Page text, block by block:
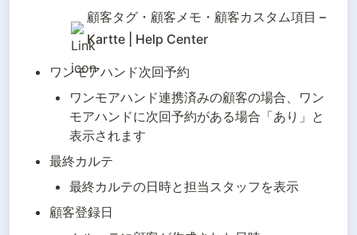
顧客タグ・顧客メモ・顧客カスタム項目 –
Kartte | Help Center
ワンモアハンド次回予約
ワンモアハンド連携済みの顧客の場合、ワン
モアハンドに次回予約がある場合「あり」と
表示されます
最終カルテ
最終カルテの日時と担当スタッフを表示
顧客登録日